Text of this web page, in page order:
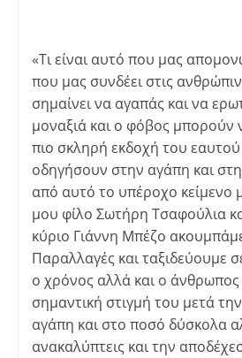
«Τι είναι αυτό που μας
που μας συνδέει στις
σημαίνει να αγαπάς και να
μοναξιά και ο φόβος μπορούν
πιο σκληρή εκδοχή του
οδηγήσουν στην αγάπη και
από αυτό το υπέροχο κείμενο
μου φίλο Σωτήρη Τσαφούλια
κύριο Γιάννη Μπέζο ακουμπάμε
Παραλλαγές και ταξιδεύουμε
ο χρόνος αλλά και ο άνθρωπος
σημαντική στιγμή του μετά
αγάπη και στο ποσό δύσκολα
ανακαλύπτεις και την